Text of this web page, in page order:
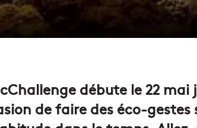
débute le 22 mai
de faire des éco-gestes